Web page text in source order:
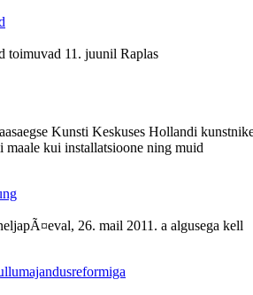
toimuvad 11. juunil Raplas
Kunsti Keskuses Hollandi
kui installatsioone ning muid
26. mail 2011. a algusega kell